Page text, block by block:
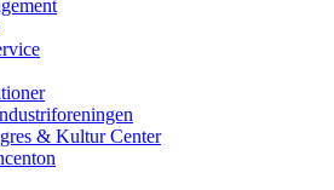
& Kultur Center